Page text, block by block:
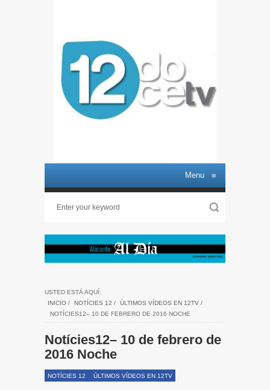
Menu ≡
USTED ESTÁ AQUÍ:
INICIO / NOTÍCIES 12 / ÚLTIMOS VÍDEOS EN 12TV /
NOTÍCIES12– 10 DE FEBRERO DE 2016 NOCHE
Notícies12– 10 de febrero de
2016 Noche
NOTÍCIES 12 ÚLTIMOS VÍDEOS EN 12TV